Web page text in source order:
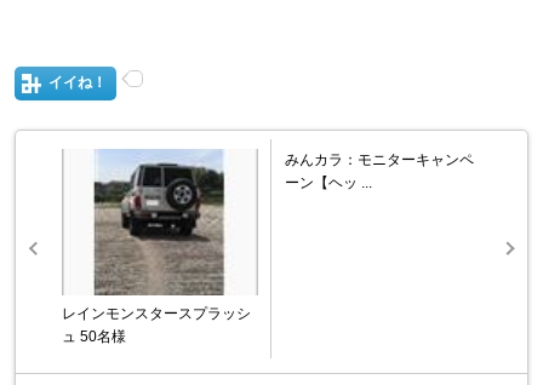
イイね！
レインモンスタースプラッシ
ュ 50名様
みんカラ：モニターキャンペ
ーン【ヘッ ...